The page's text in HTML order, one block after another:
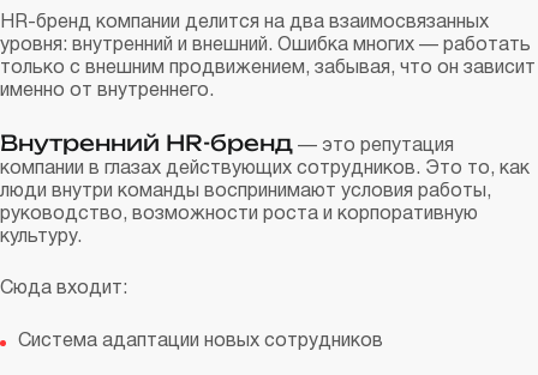
HR-бренд компании делится на два взаимосвязанных
уровня: внутренний и внешний. Ошибка многих — работать
только с внешним продвижением, забывая, что он зависит
именно от внутреннего.
Внутренний HR-бренд — это репутация
компании в глазах действующих сотрудников. Это то, как
люди внутри команды воспринимают условия работы,
руководство, возможности роста и корпоративную
культуру.
Сюда входит:
Система адаптации новых сотрудников